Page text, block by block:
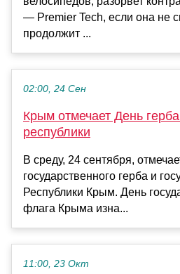
— Premier Tech, если она не
продолжит ...
02:00, 24 Сен
Крым отмечает День
республики
В среду, 24 сентября,
государственного герба и
Республики Крым. День
флага Крыма изна...
11:00, 23 Окт